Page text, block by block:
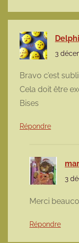
3
Bravo c’est
Cela doit être
Bises
Répondre
3
Merci
Répondre